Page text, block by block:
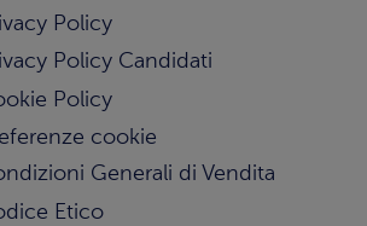
Policy
Policy Candidati
Policy
cookie
Generali di Vendita
Etico